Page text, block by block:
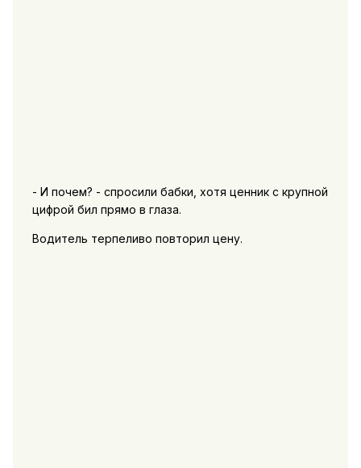
- И почем? - спросили бабки, хотя ценник с крупной
цифрой бил прямо в глаза.
Водитель терпеливо повторил цену.